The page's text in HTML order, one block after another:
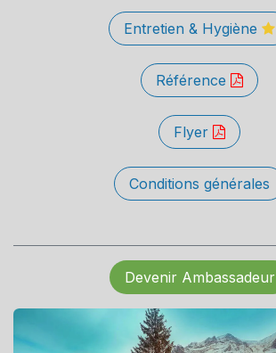
Entretien & Hygiène
Référence
Flyer
Conditions générales
Devenir Ambassadeur